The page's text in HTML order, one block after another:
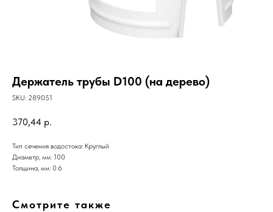
Держатель трубы D100 (на дерево)
SKU: 289051
370,44 р.
Тип сечения водостока: Круглый
Диаметр, мм: 100
Толщина, мм: 0.6
Смотрите также